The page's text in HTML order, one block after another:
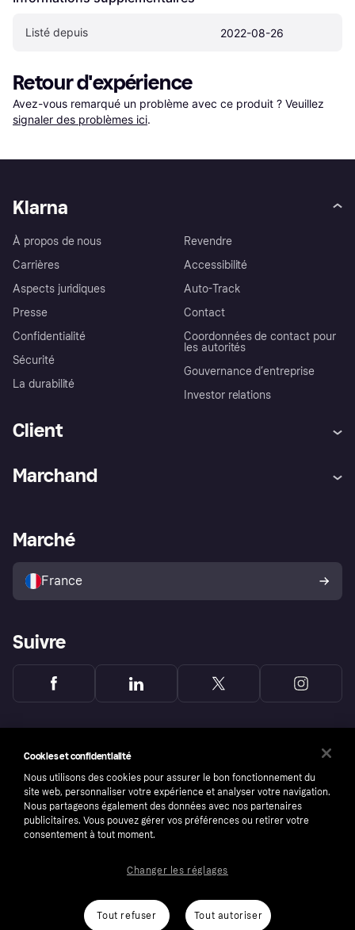
Listé depuis 2022-08-26
Retour d'expérience
Avez-vous remarqué un problème avec ce produit ? Veuillez
signaler des problèmes ici.
Klarna
À propos de nous
Carrières
Aspects juridiques
Presse
Confidentialité
Sécurité
La durabilité
Revendre
Accessibilité
Auto-Track
Contact
Coordonnées de contact pour
les autorités
Gouvernance d’entreprise
Investor relations
Client
Explorez les magasins
Politique de protection de
l’acheteur Klarna
Marchand
Portail Marchand
Marché
France
Suivre
number: 556737-0431
Cookies et confidentialité
Nous utilisons des cookies pour assurer le bon fonctionnement du
site web, personnaliser votre expérience et analyser votre navigation.
Nous partageons également des données avec nos partenaires
publicitaires. Vous pouvez gérer vos préférences ou retirer votre
consentement à tout moment.
Tout refuser Tout autoriser
Changer les réglages